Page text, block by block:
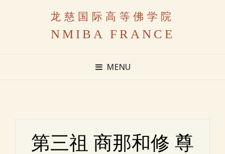
龙慈国际高等佛学院
NMIBA FRANCE
MENU
第三祖 商那和修 尊